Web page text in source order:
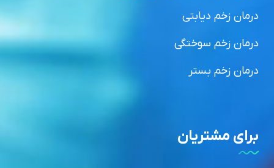
درمان زخم دیابتی
درمان زخم سوختگی
درمان زخم بستر
برای مشتریان